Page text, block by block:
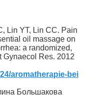
Lin YT, Lin CC. Pain
oil massage on
a randomized,
Gynaecol Res. 2012
aromatherapie-bei
Большакова